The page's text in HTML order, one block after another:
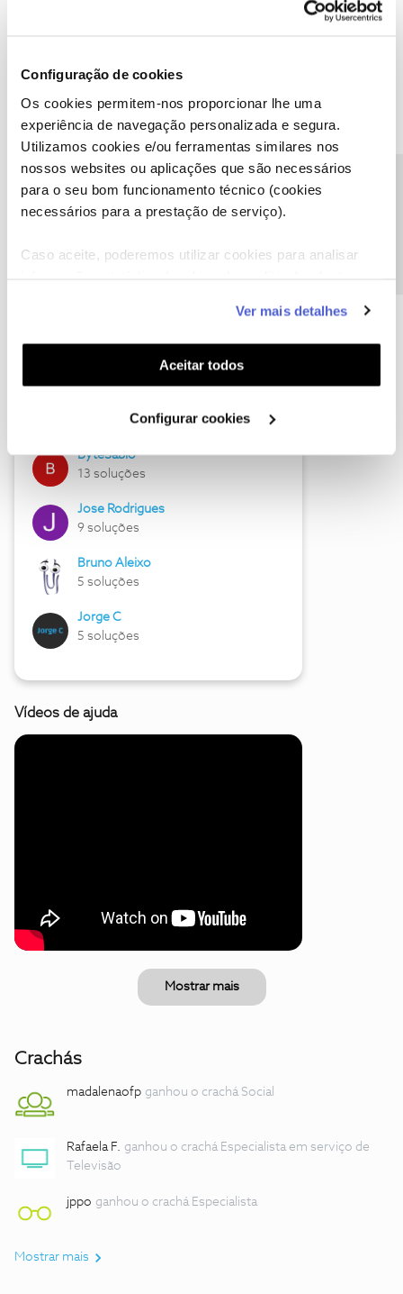
Configuração de cookies
Os cookies permitem-nos proporcionar lhe uma
experiência de navegação personalizada e segura.
Utilizamos cookies e/ou ferramentas similares nos
nossos websites ou aplicações que são necessários
para o seu bom funcionamento técnico (cookies
necessários para a prestação de serviço).
Caso aceite, poderemos utilizar cookies para analisar
funcionalidades (cookies de personalização e
funcionalidade) e adaptar anúncios aos seus interesses
(cookies de publicidade personalizada). Pode gerir a
utilização dos cookies clicando em "Configurar
Ver mais detalhes
Aceitar todos
Configurar cookies
Descubra as novidades de julho
Hall of Fame de julho
17 soluções
ByteSábio
13 soluções
Jose Rodrigues
9 soluções
Bruno Aleixo
5 soluções
Jorge C
5 soluções
Vídeos de ajuda
Mostrar mais
Crachás
madalenaofp ganhou o crachá Social
Rafaela F. ganhou o crachá Especialista em serviço de
Televisão
jppo ganhou o crachá Especialista
Mostrar mais